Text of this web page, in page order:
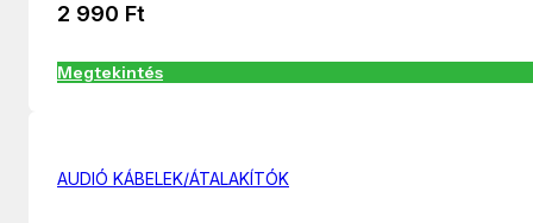
2 990 Ft
Megtekintés
AUDIÓ KÁBELEK/ÁTALAKÍTÓK